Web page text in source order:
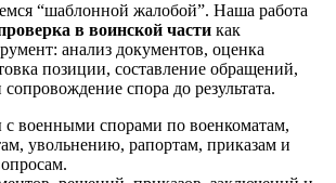
“шаблонной жалобой”. Наша работа
в воинской части как
анализ документов, оценка
позиции, составление обращений,
спора до результата.
военными спорами по военкоматам,
увольнению, рапортам, приказам и